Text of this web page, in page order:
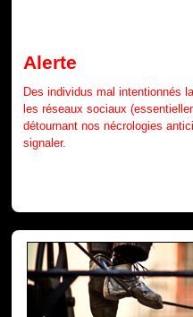
Alerte
Des individus mal intentionnés
les réseaux sociaux
détournant nos nécrologies
signaler.